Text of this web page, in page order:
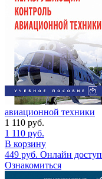
авиационной техники
1 110 руб.
1 110 руб.
В корзину
449 руб. Онлайн доступ
Ознакомиться